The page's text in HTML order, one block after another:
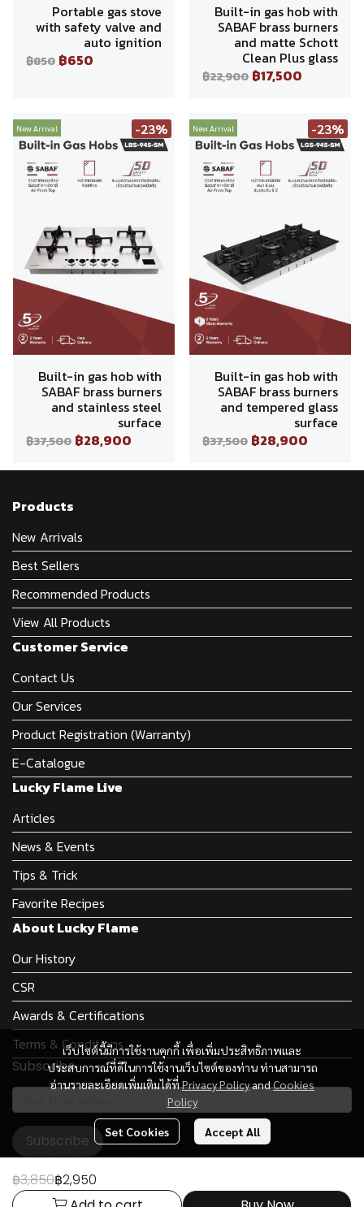
Portable gas stove
with safety valve and
auto ignition
฿850 ฿650
Built-in gas hob with
SABAF brass burners
and matte Schott
Clean Plus glass
฿22,900 ฿17,500
New Arrival -23%
Built-in gas hob with
SABAF brass burners
and stainless steel
surface
฿37,500 ฿28,900
New Arrival -23%
Built-in gas hob with
SABAF brass burners
and tempered glass
surface
฿37,500 ฿28,900
฿3,850฿2,950
เว็บไซต์นี้มีการใช้งานคุกกี้ เพื่อเพิ่มประสิทธิภาพและ
ประสบการณ์ที่ดีในการใช้งานเว็บไซต์ของท่าน ท่านสามารถ
อ่านรายละเอียดเพิ่มเติมได้ที่Privacy PolicyandCookies
Policy
Set Cookies Accept All
Products
New Arrivals
Best Sellers
Recommended Products
View All Products
Customer Service
Contact Us
Our Services
Product Registration (Warranty)
E-Catalogue
Lucky Flame Live
Articles
News & Events
Tips & Trick
Favorite Recipes
About Lucky Flame
Our History
CSR
Awards & Certifications
Terms & Conditions
Subscribe
Subscribe